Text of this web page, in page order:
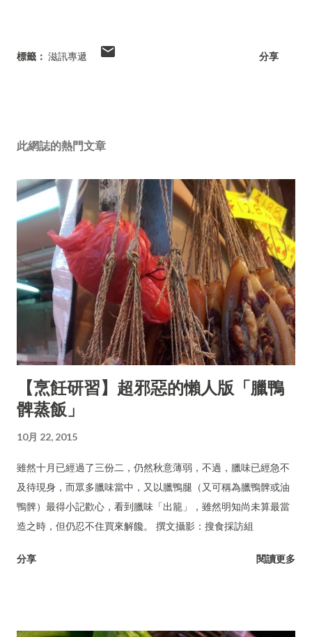
標籤： 滋訊專遞 分享
此網誌的熱門文章
【烹飪研習】超邪惡的懶人版「臘鴨
髀蒸飯」
10月 22, 2015
雖然十月已經過了三份二，仍然秋意薄弱，不過，臘味已經急不
及待現身，而眾多臘味當中，又以臘鴨腿（又可稱為臘鴨髀或油
鴨髀）最得小記歡心，看到臘味「出籠」，雖然明知尚未算最當
造之時，但仍忍不住買來解饞。 撰文攝影：搜食採訪組
分享 閱讀更多